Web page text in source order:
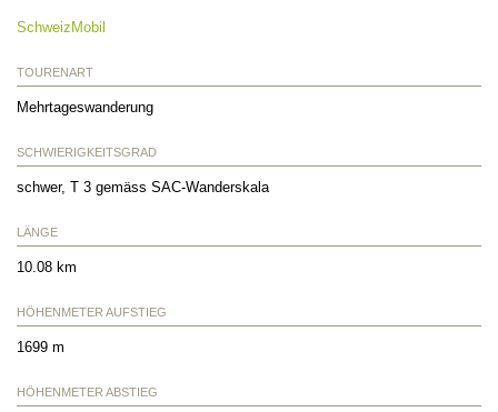
SchweizMobil
TOURENART
Mehrtageswanderung
SCHWIERIGKEITSGRAD
schwer, T 3 gemäss SAC-Wanderskala
LÄNGE
10.08 km
HÖHENMETER AUFSTIEG
1699 m
HÖHENMETER ABSTIEG